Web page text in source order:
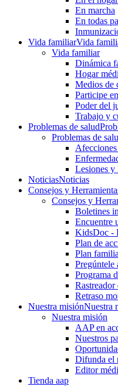
En marcha
En todas
Vida familiarVida
Vida familiar
Dinámica
Hogar
Medios de
Participe
Poder del
Trabajo y
Problemas de salud
Problemas de
Lesiones y
NoticiasNoticias
Consejos y
Consejos y
Boletines
Encuentre
KidsDoc -
Plan de
Plan
Pregúntele
Programa
Retraso
Nuestra misiónNuestra
Nuestra misión
AAP en
Nuestros
Difunda el
Editor
Tienda aap